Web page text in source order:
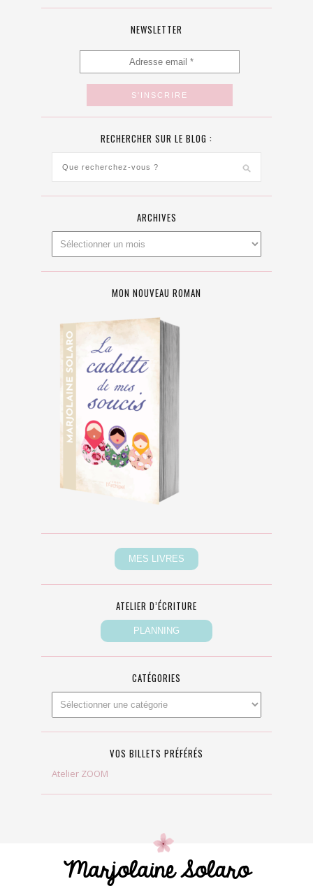
NEWSLETTER
RECHERCHER SUR LE BLOG :
ARCHIVES
MON NOUVEAU ROMAN
ATELIER D’ÉCRITURE
CATÉGORIES
VOS BILLETS PRÉFÉRÉS
Atelier ZOOM
Marjolaine Solaro